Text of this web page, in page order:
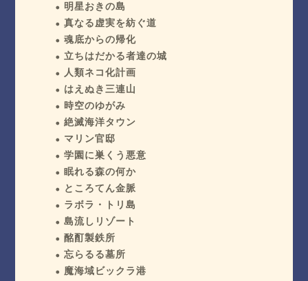
明星おきの島
真なる虚実を紡ぐ道
魂底からの帰化
立ちはだかる者達の城
人類ネコ化計画
はえぬき三連山
時空のゆがみ
絶滅海洋タウン
マリン官邸
学園に巣くう悪意
眠れる森の何か
ところてん金脈
ラボラ・トリ島
島流しリゾート
酩酊製鉄所
忘らるる墓所
魔海域ビックラ港